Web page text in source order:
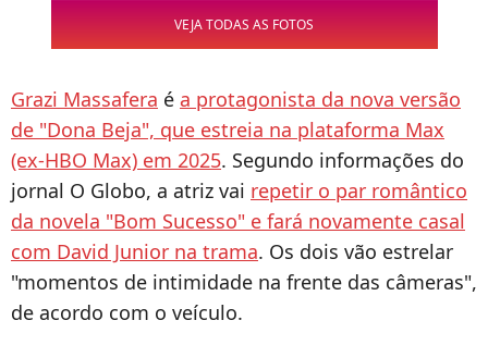
VEJA TODAS AS FOTOS
Grazi Massafera é a protagonista da nova versão
de "Dona Beja", que estreia na plataforma Max
(ex-HBO Max) em 2025. Segundo informações do
jornal O Globo, a atriz vai repetir o par romântico
da novela "Bom Sucesso" e fará novamente casal
com David Junior na trama. Os dois vão estrelar
"momentos de intimidade na frente das câmeras",
de acordo com o veículo.